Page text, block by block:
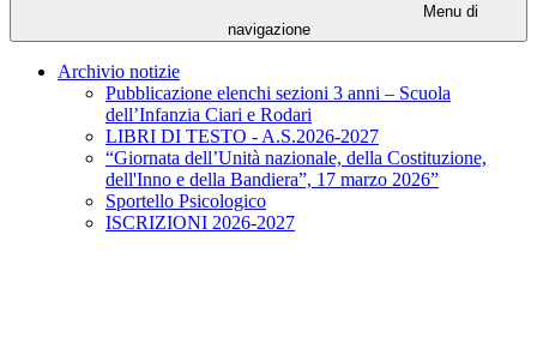
Menu di
navigazione
Archivio notizie
Pubblicazione elenchi sezioni 3 anni – Scuola
dell’Infanzia Ciari e Rodari
LIBRI DI TESTO - A.S.2026-2027
“Giornata dell’Unità nazionale, della Costituzione,
dell'Inno e della Bandiera”, 17 marzo 2026”
Sportello Psicologico
ISCRIZIONI 2026-2027